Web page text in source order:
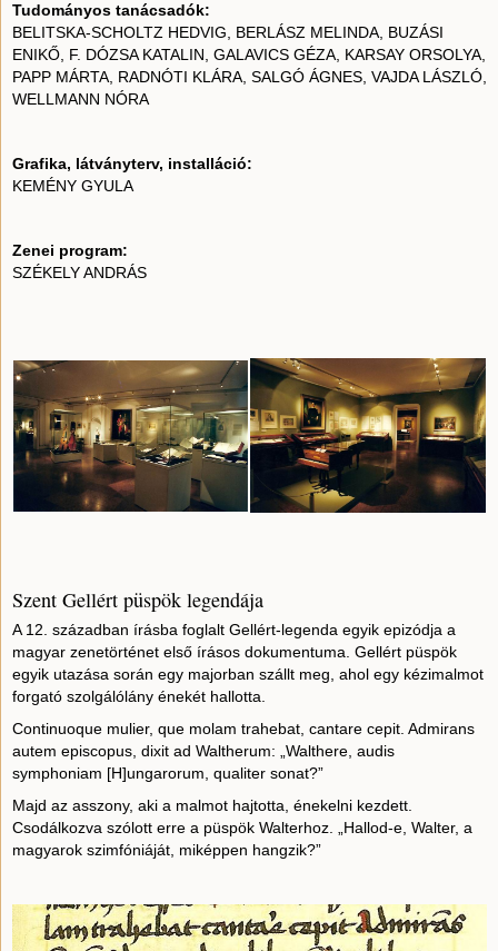
Tudományos tanácsadók:
BELITSKA-SCHOLTZ HEDVIG, BERLÁSZ MELINDA, BUZÁSI
ENIKŐ, F. DÓZSA KATALIN, GALAVICS GÉZA, KARSAY ORSOLYA,
PAPP MÁRTA, RADNÓTI KLÁRA, SALGÓ ÁGNES, VAJDA LÁSZLÓ,
WELLMANN NÓRA
Grafika, látványterv, installáció:
KEMÉNY GYULA
Zenei program:
SZÉKELY ANDRÁS
Szent Gellért püspök legendája
A 12. században írásba foglalt Gellért-legenda egyik epizódja a
magyar zenetörténet első írásos dokumentuma. Gellért püspök
egyik utazása során egy majorban szállt meg, ahol egy kézimalmot
forgató szolgálólány énekét hallotta.
Continuoque mulier, que molam trahebat, cantare cepit. Admirans
autem episcopus, dixit ad Waltherum: „Walthere, audis
symphoniam [H]ungarorum, qualiter sonat?”
Majd az asszony, aki a malmot hajtotta, énekelni kezdett.
Csodálkozva szólott erre a püspök Walterhoz. „Hallod-e, Walter, a
magyarok szimfóniáját, miképpen hangzik?”